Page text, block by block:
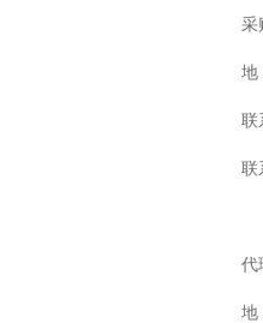
采
地
联
联
代
地